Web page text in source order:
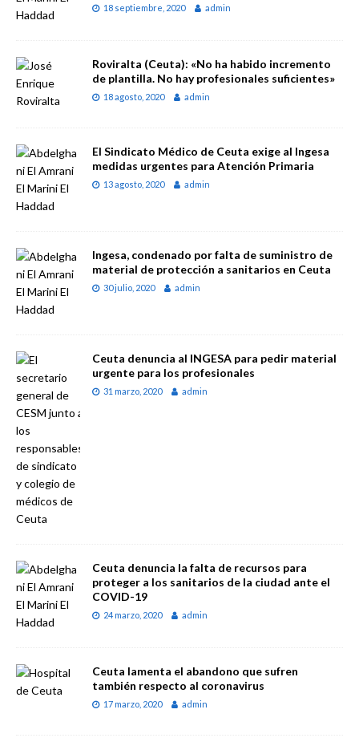
18 septiembre, 2020 admin
Roviralta (Ceuta): «No ha habido incremento
de plantilla. No hay profesionales suficientes»
18 agosto, 2020 admin
El Sindicato Médico de Ceuta exige al Ingesa
medidas urgentes para Atención Primaria
13 agosto, 2020 admin
Ingesa, condenado por falta de suministro de
material de protección a sanitarios en Ceuta
30 julio, 2020 admin
Ceuta denuncia al INGESA para pedir material
urgente para los profesionales
31 marzo, 2020 admin
Ceuta denuncia la falta de recursos para
proteger a los sanitarios de la ciudad ante el
COVID-19
24 marzo, 2020 admin
Ceuta lamenta el abandono que sufren
también respecto al coronavirus
17 marzo, 2020 admin